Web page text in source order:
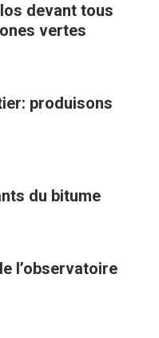
devant tous
vertes
produisons
du bitume
l’observatoire